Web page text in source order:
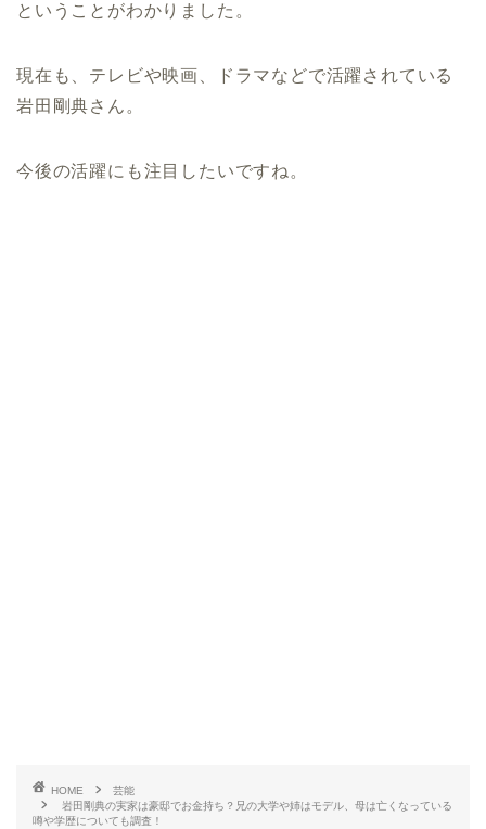
ということがわかりました。
現在も、テレビや映画、ドラマなどで活躍されている
岩田剛典さん。
今後の活躍にも注目したいですね。
HOME
芸能
岩田剛典の実家は豪邸でお金持ち？兄の大学や姉はモデル、母は亡くなっている
噂や学歴についても調査！